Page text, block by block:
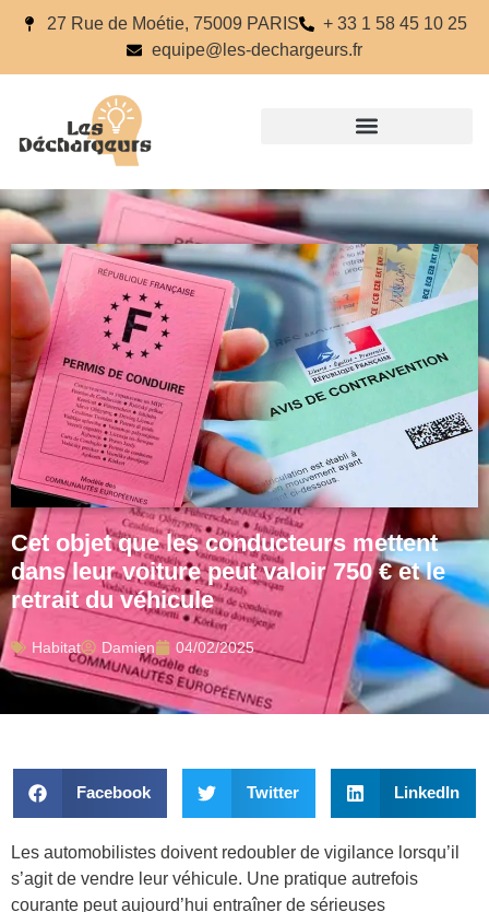
27 Rue de Moétie, 75009 PARIS
+ 33 1 58 45 10 25
equipe@les-dechargeurs.fr
Cet objet que les conducteurs mettent
dans leur voiture peut valoir 750 € et le
retrait du véhicule
Habitat Damien 04/02/2025
Facebook Twitter LinkedIn
Les automobilistes doivent redoubler de vigilance lorsqu’il
s’agit de vendre leur véhicule. Une pratique autrefois
courante peut aujourd’hui entraîner de sérieuses